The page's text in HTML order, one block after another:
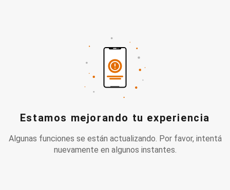
Estamos mejorando tu experiencia
Algunas funciones se están actualizando. Por favor, intentá
nuevamente en algunos instantes.